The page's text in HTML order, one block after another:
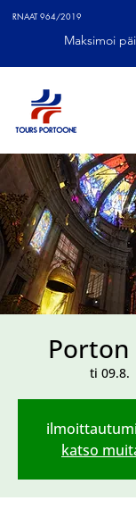
RNAAT 964/2019
Maksimoi
Porton
ti 09.8.
katso